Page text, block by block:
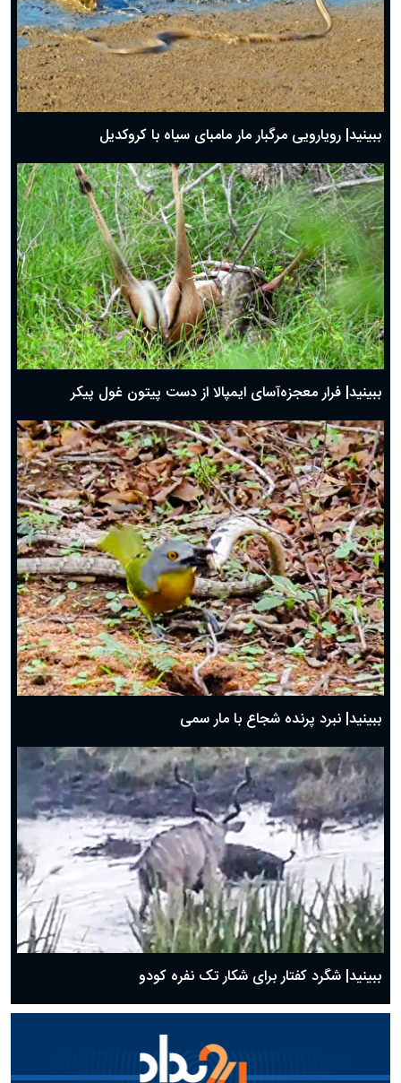
ببینید| رویارویی مرگبار مار مامبای سیاه با کروکدیل
ببینید| فرار معجزه‌آسای ایمپالا از دست پیتون غول پیکر
ببینید| نبرد پرنده شجاع با مار سمی
ببینید| شگرد کفتار برای شکار تک نفره کودو